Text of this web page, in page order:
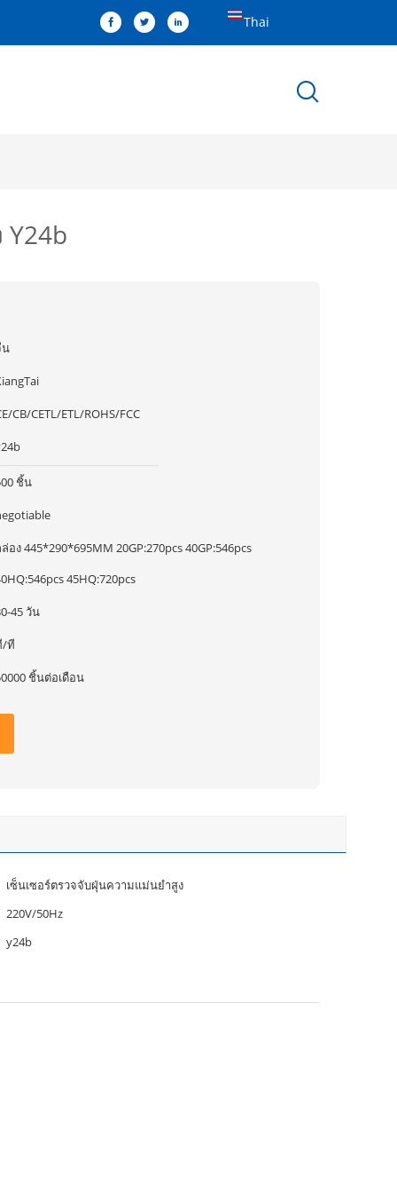
Thai
CB/CETL/ETL/ROHS/FCC
ชิ้น
อง 445*290*695MM 20GP:270pcs 40GP:546pcs
45HQ:720pcs
45 วัน
ที
ชิ้นต่อเดือน
เซ็นเซอร์ตรวจจับฝุ่นความแม่นยำสูง
220V/50Hz
y24b